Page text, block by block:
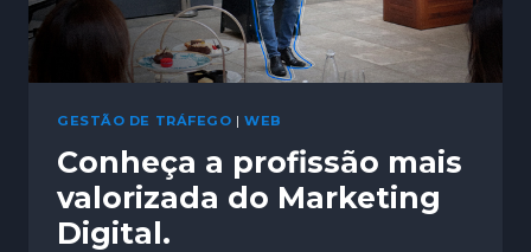
GESTÃO DE TRÁFEGO |WEB
Conheça a profissão mais
valorizada do Marketing
Digital.